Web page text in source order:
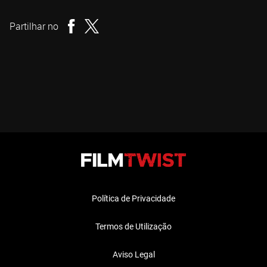
Partilhar no
Política de Privacidade
Termos de Utilização
Aviso Legal